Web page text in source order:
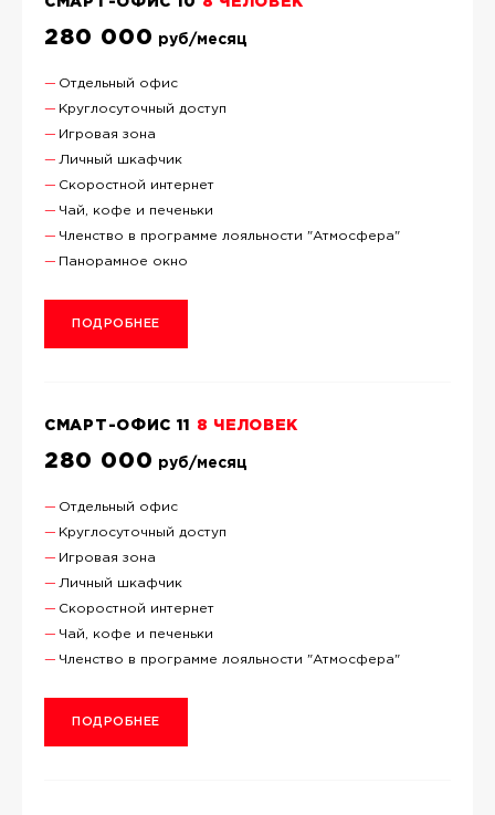
280 000 руб/месяц
Отдельный офис
Круглосуточный доступ
Игровая зона
Личный шкафчик
Скоростной интернет
Чай, кофе и печеньки
Членство в программе лояльности "Атмосфера"
Панорамное окно
ПОДРОБНЕЕ
СМАРТ-ОФИС 11 8 ЧЕЛОВЕК
280 000 руб/месяц
Отдельный офис
Круглосуточный доступ
Игровая зона
Личный шкафчик
Скоростной интернет
Чай, кофе и печеньки
Членство в программе лояльности "Атмосфера"
ПОДРОБНЕЕ